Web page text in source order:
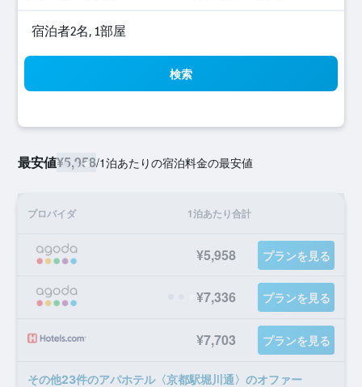
宿泊者2名, 1​部屋
検索
最安値¥5,958/1泊あたりの宿泊料金の最安値
プロバイダ 1泊あたり合計
¥5,958 プランを見る
¥7,336 プランを見る
¥7,703 プランを見る
​その他23​件のアパホテル〈京都駅堀川通〉のオファー